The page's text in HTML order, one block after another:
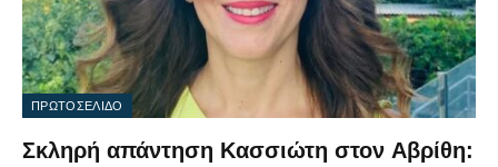
ΠΡΩΤΟΣΕΛΙΔΟ
Σκληρή απάντηση Κασσιώτη στον Αβρίθη: